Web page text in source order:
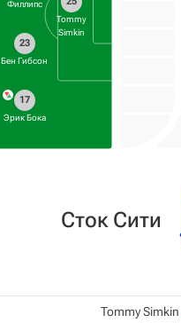
Tommy
Simkin
Филлипс
23
Бен Гибсон
17
Эрик Бока
Сток Сити
Tommy Simkin